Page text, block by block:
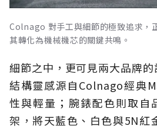
Colnago 對手工與細節的極致追求，
其轉化為機械機芯的關鍵共鳴。
細節之中，更可見兩大品牌
結構靈感源自Colnago經典
性與輕量；腕錶配色則取自
架，將天藍色、白色與5N紅